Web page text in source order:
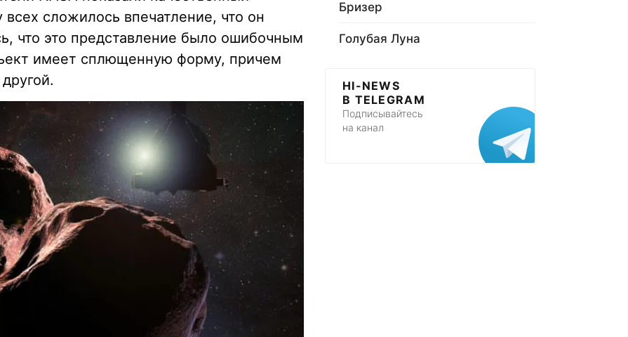
всех сложилось впечатление, что он
что это представление было ошибочным
имеет сплющенную форму, причем
Бризер
Голубая Луна
HI-NEWS
В TELEGRAM
Подписывайтесь
на канал